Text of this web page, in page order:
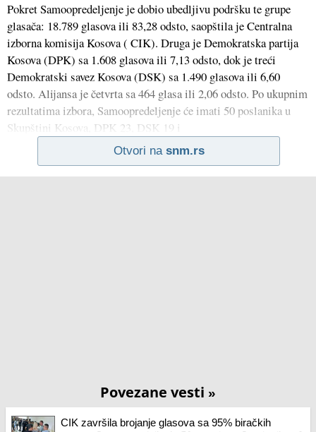
Pokret Samoopredeljenje je dobio ubedljivu podršku te grupe
glasača: 18.789 glasova ili 83,28 odsto, saopštila je Centralna
izborna komisija Kosova ( CIK). Druga je Demokratska partija
Kosova (DPK) sa 1.608 glasova ili 7,13 odsto, dok je treći
Demokratski savez Kosova (DSK) sa 1.490 glasova ili 6,60
odsto. Alijansa je četvrta sa 464 glasa ili 2,06 odsto. Po ukupnim
rezultatima izbora, Samoopredeljenje će imati 50 poslanika u
Skupštini Kosova, DPK 23, DSK 19 i
Otvori na snm.rs
Povezane vesti »
CIK završila brojanje glasova sa 95% biračkih